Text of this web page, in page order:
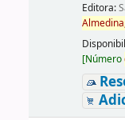
Editora:
[Número